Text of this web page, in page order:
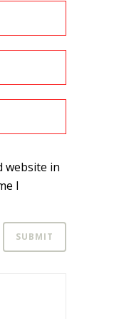
website in
I